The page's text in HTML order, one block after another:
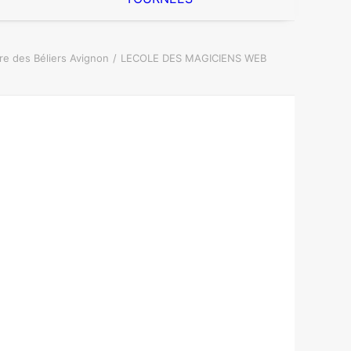
des Béliers Avignon LECOLE DES MAGICIENS WEB